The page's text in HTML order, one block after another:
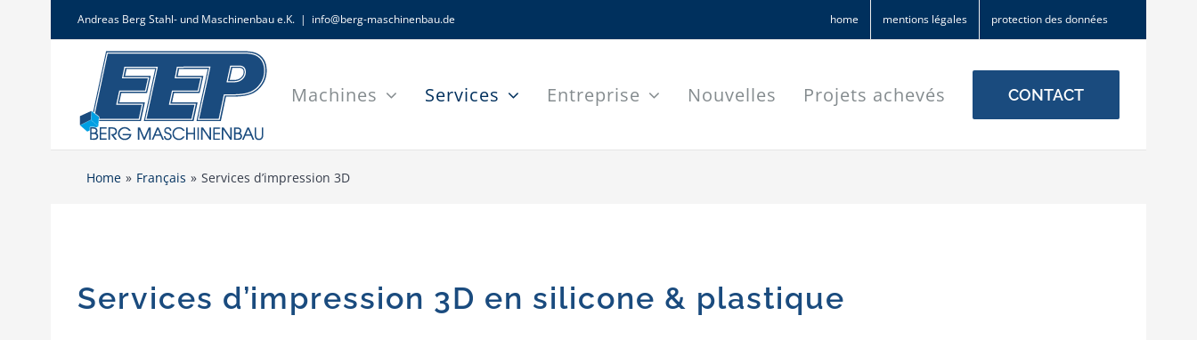
Andreas Berg Stahl- und Maschinenbau e.K. | info@berg-maschinenbau.de home mentions légales protection des données
Machines Services Entreprise Nouvelles Projets achevés CONTACT
Home Français Services d’impression 3D
Services d’impression 3D en silicone & plastique